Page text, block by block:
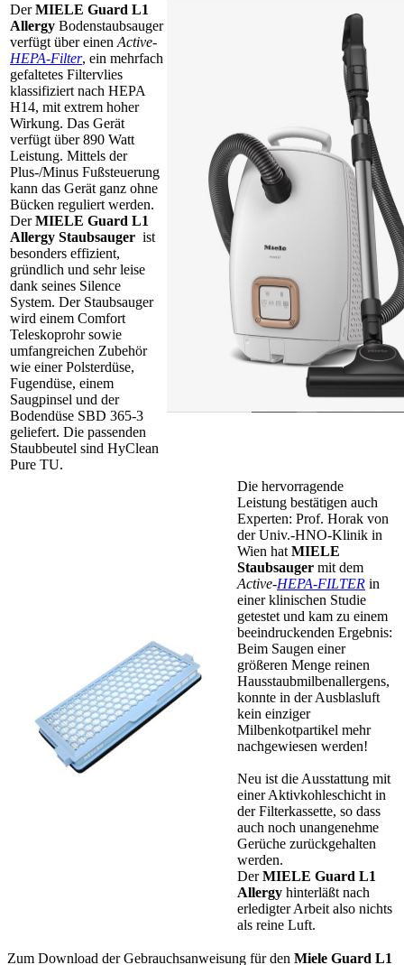
DerMIELE Guard L1
Allergy Bodenstaubsauger
verfügt über einen Active-
HEPA-Filter, ein mehrfach
gefaltetes Filtervlies
klassifiziert nach HEPA
H14, mit extrem hoher
Wirkung. Das Gerät
verfügt über 890 Watt
Leistung. Mittels der
Plus-/Minus Fußsteuerung
kann das Gerät ganz ohne
Bücken reguliert werden.
DerMIELE Guard L1
Allergy Staubsauger ist
besonders effizient,
gründlich und sehr leise
dank seines Silence
System. Der Staubsauger
wird einem Comfort
Teleskoprohr sowie
umfangreichen Zubehör
wie einer Polsterdüse,
Fugendüse, einem
Saugpinsel und der
Bodendüse SBD 365-3
geliefert. Die passenden
Staubbeutel sind HyClean
Pure TU.
Die hervorragende
Leistung bestätigen auch
Experten: Prof. Horak von
der Univ.-HNO-Klinik in
Wien hat MIELE
Staubsauger mit dem
Active-HEPA-FILTER in
einer klinischen Studie
getestet und kam zu einem
beeindruckenden Ergebnis:
Beim Saugen einer
größeren Menge reinen
Hausstaubmilbenallergens,
konnte in der Ausblasluft
kein einziger
Milbenkotpartikel mehr
nachgewiesen werden!
Neu ist die Ausstattung mit
einer Aktivkohleschicht in
der Filterkassette, so dass
auch noch unangenehme
Gerüche zurückgehalten
werden.
DerMIELE Guard L1
Allergy hinterläßt nach
erledigter Arbeit also nichts
als reine Luft.
Zum Download der Gebrauchsanweisung für den Miele Guard L1